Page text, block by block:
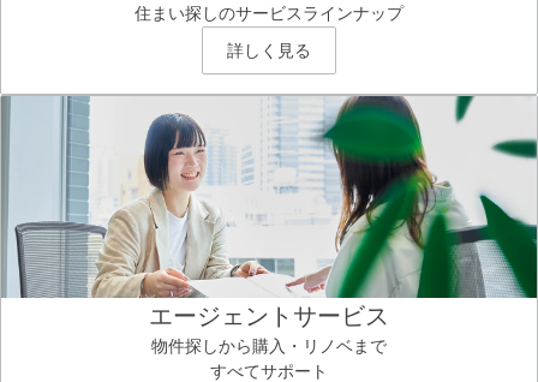
住まい探しのサービスラインナップ
詳しく見る
エージェントサービス
物件探しから購入・リノベまで
すべてサポート